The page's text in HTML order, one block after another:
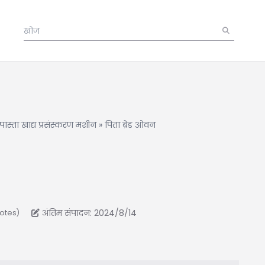
पास्ता खाद्य प्रसंस्करण मशीन» पिता ब्रेड ओवन
अंतिम संपादन: 2024/8/14